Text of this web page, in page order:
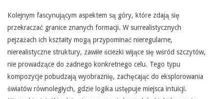
Kolejnym fascynującym aspektem są góry, które zdają się
przekraczać granice znanych formacji. W surrealistycznych
pejzażach ich kształty mogą przypominać nieregularne,
nierealistyczne struktury, zawiłe ścieżki wijące się wśród szczytów,
nie prowadzące do żadnego konkretnego celu. Tego typu
kompozycje pobudzają wyobraźnię, zachęcając do eksplorowania
światów równoległych, gdzie logika ustępuje miejsca intuicji.